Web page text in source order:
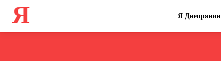
Я Я Днепрянин